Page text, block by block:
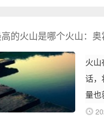
的火山是哪个火山：奥
火山
话，
量也
来了